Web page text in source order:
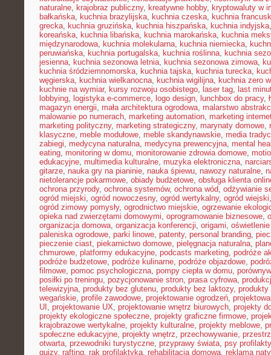
naturalne, krajobraz publiczny, kreatywne hobby, kryptowaluty w
bałkańska, kuchnia brazylijska, kuchnia czeska, kuchnia
grecka, kuchnia gruzińska, kuchnia hiszpańska, kuchnia indyjska
koreańska, kuchnia libańska, kuchnia marokańska, kuchnia
międzynarodowa, kuchnia molekularna, kuchnia niemiecka,
peruwiańska, kuchnia portugalska, kuchnia roślinna, kuchnia
jesienna, kuchnia sezonowa letnia, kuchnia sezonowa zimowa,
kuchnia śródziemnomorska, kuchnia tajska, kuchnia turecka,
węgierska, kuchnia wielkanocna, kuchnia wigilijna, kuchnia zero
kuchnie na wymiar, kursy rozwoju osobistego, laser tag, last
lobbying, logistyka e-commerce, logo design, lunchbox do pracy,
magazyn energii, mała architektura ogrodowa, malarstwo
malowanie po numerach, marketing automation, marketing
marketing polityczny, marketing strategiczny, marynaty domowe,
klasyczne, meble modułowe, meble skandynawskie, media
zabiegi, medycyna naturalna, medycyna prewencyjna, mental
eating, monitoring w domu, monitorowanie zdrowia domowe,
edukacyjne, multimedia kulturalne, muzyka elektroniczna,
gitarze, nauka gry na pianinie, nauka śpiewu, nawozy naturalne,
nietolerancje pokarmowe, obiady budżetowe, obsługa klienta
ochrona przyrody, ochrona systemów, ochrona wód, odżywianie
ogród miejski, ogród nowoczesny, ogród wertykalny, ogród wiejski
ogród zimowy pomysły, ogrodnictwo miejskie, ogrzewanie
opieka nad zwierzętami domowymi, oprogramowanie biznesowe,
organizacja domowa, organizacja konferencji, origami,
paleniska ogrodowe, parki linowe, patenty, personal branding,
pieczenie ciast, piekarnictwo domowe, pielęgnacja naturalna,
chmurowe, platformy edukacyjne, podcasts marketing, podróże
podróże budżetowe, podróże kulinarne, podróże objazdowe,
filmowe, pomoc psychologiczna, pompy ciepła w domu,
posiłki po treningu, pozycjonowanie stron, prasa cyfrowa,
telewizyjna, produkty bez glutenu, produkty bez laktozy, produkty
wegańskie, profile zawodowe, projektowanie ogrodzeń,
UI , projektowanie UX, projektowanie wnętrz biurowych, projekty
projekty ekologiczne społeczne, projekty graficzne firmowe,
krajobrazowe wertykalne, projekty kulturalne, projekty meblowe,
społeczne edukacyjne, projekty wnętrz, przechowywanie,
otwarta, przewodniki turystyczne, przyprawy świata, psy
quizy, rafting, rak profilaktyka, rehabilitacja domowa, reklama